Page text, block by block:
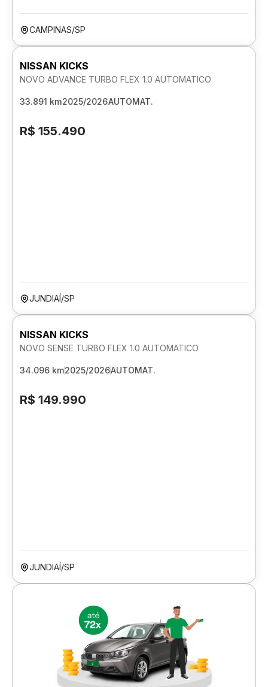
CAMPINAS/SP
NISSAN KICKS
NOVO ADVANCE TURBO FLEX 1.0 AUTOMATICO
33.891 km2025/2026AUTOMAT.
R$ 155.490
JUNDIAÍ/SP
NISSAN KICKS
NOVO SENSE TURBO FLEX 1.0 AUTOMATICO
34.096 km2025/2026AUTOMAT.
R$ 149.990
JUNDIAÍ/SP